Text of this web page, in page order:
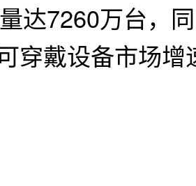
达7260万台，
穿戴设备市场增